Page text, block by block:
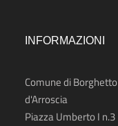
INFORMAZIONI
Comune di Borghetto
d'Arroscia
Piazza Umberto I n.3